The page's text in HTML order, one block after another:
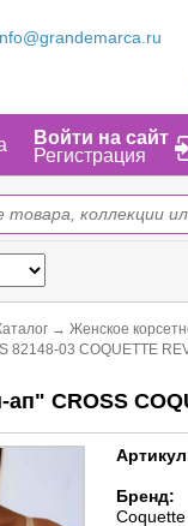
Войти на сайт
Регистрация
→ Женское
82148-03 COQUETTE
CROSS
Бренд: